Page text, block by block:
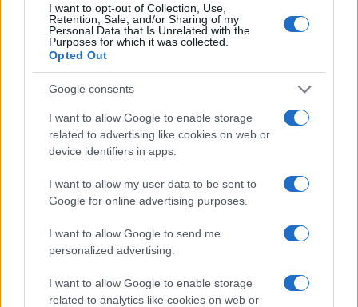
I want to opt-out of Collection, Use,
Retention, Sale, and/or Sharing of my
Personal Data that Is Unrelated with the
Purposes for which it was collected.
Opted Out
Google consents
I want to allow Google to enable storage
related to advertising like cookies on web or
device identifiers in apps.
I want to allow my user data to be sent to
Google for online advertising purposes.
I want to allow Google to send me
personalized advertising.
I want to allow Google to enable storage
related to analytics like cookies on web or
Continua a leggere
NEWS